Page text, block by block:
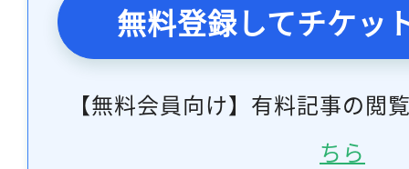
無料登録してチケッ
【無料会員向け】有料記事の閲
ちら